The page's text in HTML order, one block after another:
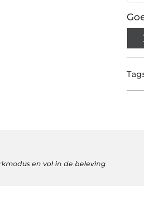
en vol in de beleving